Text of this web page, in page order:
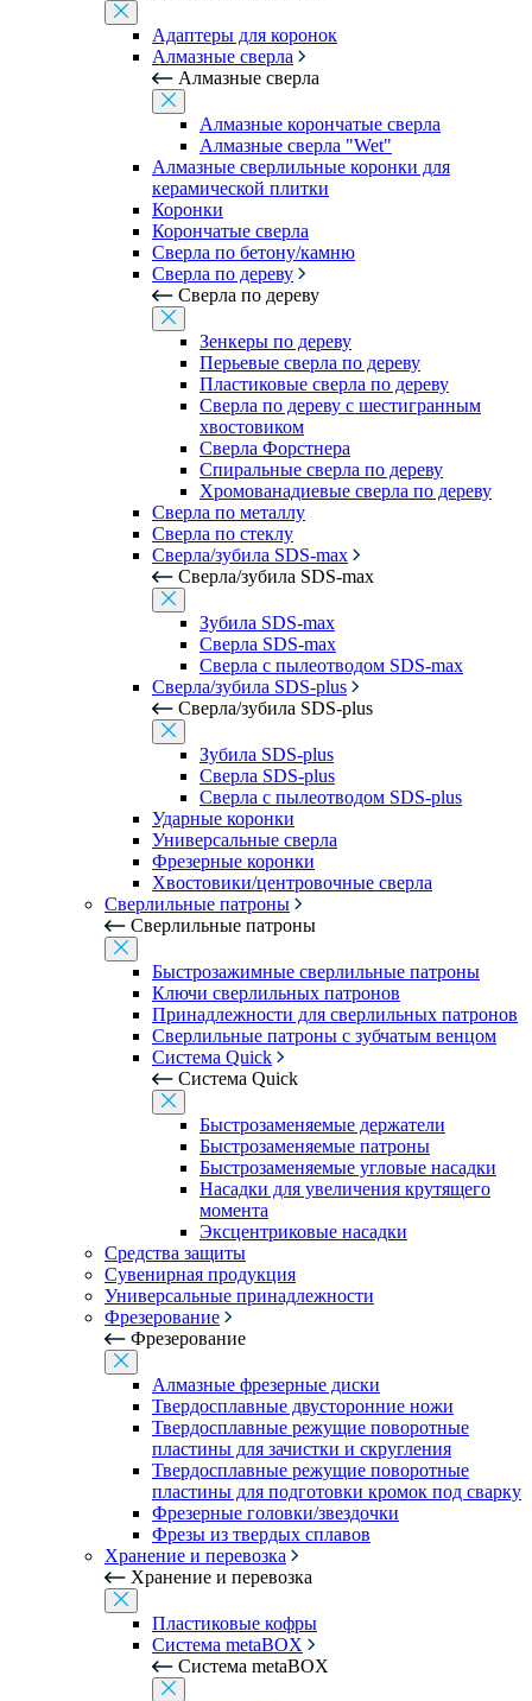
Адаптеры для коронок
Алмазные сверла
Алмазные сверла
Алмазные корончатые сверла
Алмазные сверла "Wet"
Алмазные сверлильные коронки для
керамической плитки
Коронки
Корончатые сверла
Сверла по бетону/камню
Сверла по дереву
Сверла по дереву
Зенкеры по дереву
Перьевые сверла по дереву
Пластиковые сверла по дереву
Сверла по дереву с шестигранным
хвостовиком
Сверла Форстнера
Спиральные сверла по дереву
Хромованадиевые сверла по дереву
Сверла по металлу
Сверла по стеклу
Сверла/зубила SDS-max
Сверла/зубила SDS-max
Зубила SDS-max
Сверла SDS-max
Сверла с пылеотводом SDS-max
Сверла/зубила SDS-plus
Сверла/зубила SDS-plus
Зубила SDS-plus
Сверла SDS-plus
Сверла с пылеотводом SDS-plus
Ударные коронки
Универсальные сверла
Фрезерные коронки
Хвостовики/центровочные сверла
Сверлильные патроны
Сверлильные патроны
Быстрозажимные сверлильные патроны
Ключи сверлильных патронов
Принадлежности для сверлильных патронов
Сверлильные патроны с зубчатым венцом
Система Quick
Система Quick
Быстрозаменяемые держатели
Быстрозаменяемые патроны
Быстрозаменяемые угловые насадки
Насадки для увеличения крутящего
момента
Эксцентриковые насадки
Средства защиты
Сувенирная продукция
Универсальные принадлежности
Фрезерование
Фрезерование
Алмазные фрезерные диски
Твердосплавные двусторонние ножи
Твердосплавные режущие поворотные
пластины для зачистки и скругления
Твердосплавные режущие поворотные
пластины для подготовки кромок под сварку
Фрезерные головки/звездочки
Фрезы из твердых сплавов
Хранение и перевозка
Хранение и перевозка
Пластиковые кофры
Система metaBOX
Система metaBOX